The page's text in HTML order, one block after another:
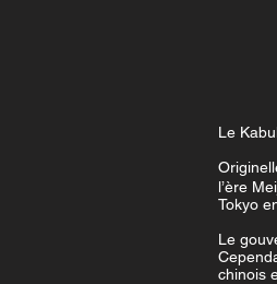
Le
l’ère
Tokyo
Le
chinois